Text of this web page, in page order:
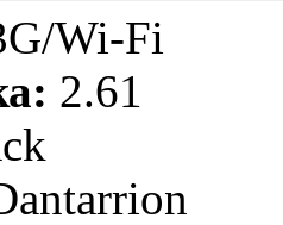
Wi-Fi
2.61